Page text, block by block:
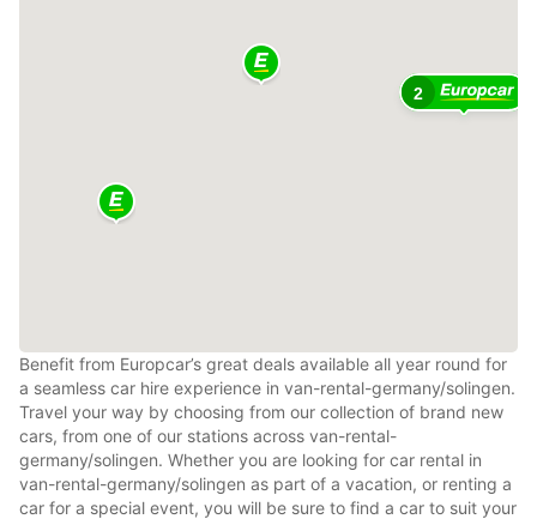
2
Benefit from Europcar’s great deals available all year round for
a seamless car hire experience in van-rental-germany/solingen.
Travel your way by choosing from our collection of brand new
cars, from one of our stations across van-rental-
germany/solingen. Whether you are looking for car rental in
van-rental-germany/solingen as part of a vacation, or renting a
car for a special event, you will be sure to find a car to suit your